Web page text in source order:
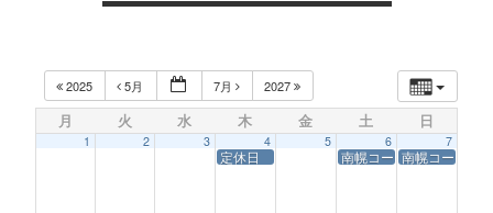
2025 5月 7月 2027
月 火 水 木 金 土 日
1 2 3 4
定休日
5 6
南幌コースサービス休業
7
南幌コースサ